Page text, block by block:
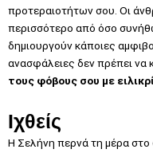
προτεραιοτήτων σου. Οι
περισσότερο από όσο
δημιουργούν κάποιες
ανασφάλειες δεν πρέπει να
τους φόβους σου με
Ιχθείς
Η Σελήνη περνά τη μέρα